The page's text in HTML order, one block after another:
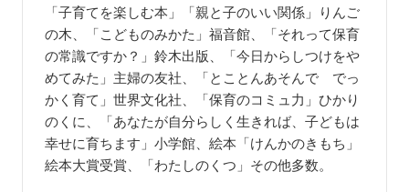
「子育てを楽しむ本」「親と子のいい関係」りんご
の木、「こどものみかた」福音館、「それって保育
の常識ですか？」鈴木出版、「今日からしつけをや
めてみた」主婦の友社、「とことんあそんで でっ
かく育て」世界文化社、「保育のコミュ力」ひかり
のくに、「あなたが自分らしく生きれば、子どもは
幸せに育ちます」小学館、絵本「けんかのきもち」
絵本大賞受賞、「わたしのくつ」その他多数。